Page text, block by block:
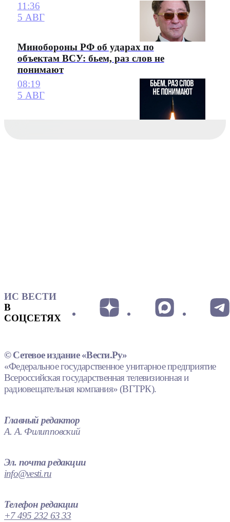
11:36
5 АВГ
Минобороны РФ об ударах по
объектам ВСУ: бьем, раз слов не
понимают
08:19
5 АВГ
ИС ВЕСТИ
В
СОЦСЕТЯХ
© Сетевое издание «Вести.Ру»
«Федеральное государственное унитарное предприятие
Всероссийская государственная телевизионная и
радиовещательная компания» (ВГТРК).
Главный редактор
А. А. Филипповский
Эл. почта редакции
info@vesti.ru
Телефон редакции
+7 495 232 63 33